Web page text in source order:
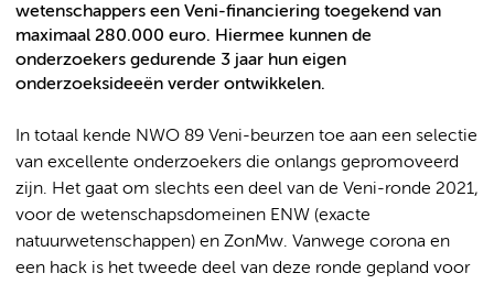
wetenschappers een Veni-financiering toegekend van
maximaal 280.000 euro. Hiermee kunnen de
onderzoekers gedurende 3 jaar hun eigen
onderzoeksideeën verder ontwikkelen.
In totaal kende NWO 89 Veni-beurzen toe aan een selectie
van excellente onderzoekers die onlangs gepromoveerd
zijn. Het gaat om slechts een deel van de Veni-ronde 2021,
voor de wetenschapsdomeinen ENW (exacte
natuurwetenschappen) en ZonMw. Vanwege corona en
een hack is het tweede deel van deze ronde gepland voor